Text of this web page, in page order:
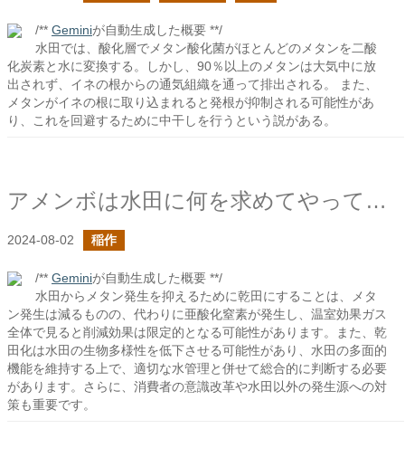
/** Geminiが自動生成した概要 **/
水田では、酸化層でメタン酸化菌がほとんどのメタンを二酸
化炭素と水に変換する。しかし、90％以上のメタンは大気中に放
出されず、イネの根からの通気組織を通って排出される。 また、
メタンがイネの根に取り込まれると発根が抑制される可能性があ
り、これを回避するために中干しを行うという説がある。
アメンボは水田に何を求めてやってくるのだろう？
2024-08-02 稲作
/** Geminiが自動生成した概要 **/
水田からメタン発生を抑えるために乾田にすることは、メタ
ン発生は減るものの、代わりに亜酸化窒素が発生し、温室効果ガス
全体で見ると削減効果は限定的となる可能性があります。また、乾
田化は水田の生物多様性を低下させる可能性があり、水田の多面的
機能を維持する上で、適切な水管理と併せて総合的に判断する必要
があります。さらに、消費者の意識改革や水田以外の発生源への対
策も重要です。